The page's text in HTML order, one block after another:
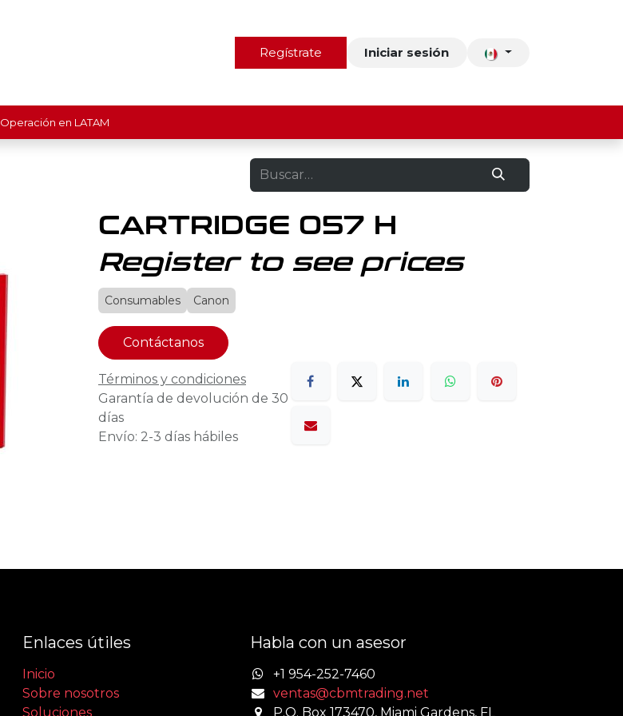
Nosotros Contacto
Regístrate Iniciar sesión
Operación en LATAM
CARTRIDGE 057 H
Register to see prices
Consumables Canon
Contáctanos
Términos y condiciones
Garantía de devolución de 30
días
Envío: 2-3 días hábiles
Enlaces útiles
Inicio
Sobre nosotros
Soluciones
Habla con un asesor
+1 954-252-7460
ventas@cbmtrading.net
P.O. Box 173470, Miami Gardens, FL